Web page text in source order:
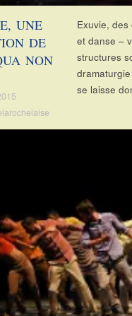
UNE
DE
NON
Exuvie, des
et danse –
structures
se laisse